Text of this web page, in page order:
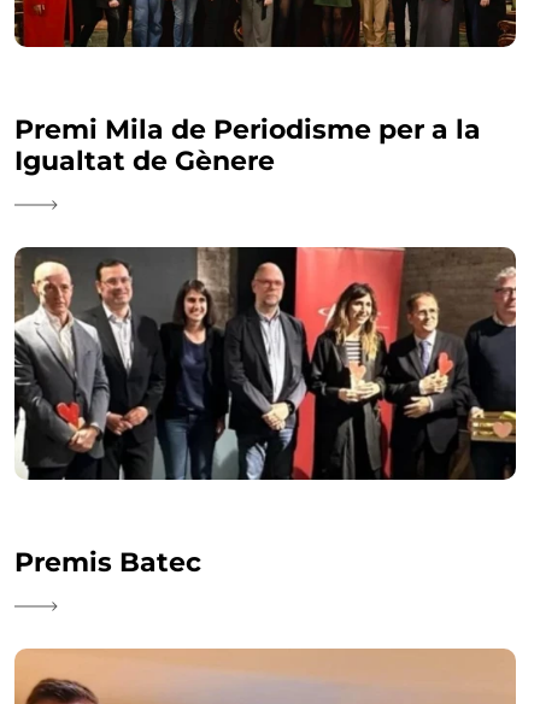
Premi Mila de Periodisme per a la
Igualtat de Gènere
Premis Batec